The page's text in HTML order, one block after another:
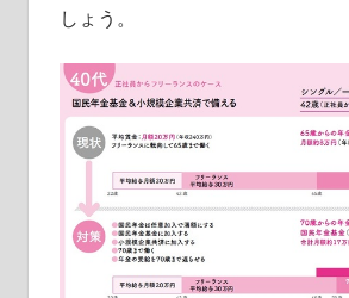
しょう。